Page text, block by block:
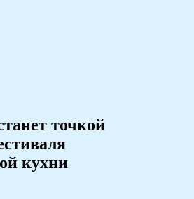
точкой
кухни